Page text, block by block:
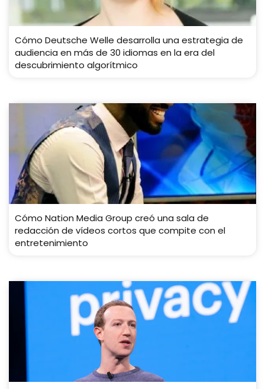
Cómo Deutsche Welle desarrolla una estrategia de
audiencia en más de 30 idiomas en la era del
descubrimiento algorítmico
Cómo Nation Media Group creó una sala de
redacción de vídeos cortos que compite con el
entretenimiento